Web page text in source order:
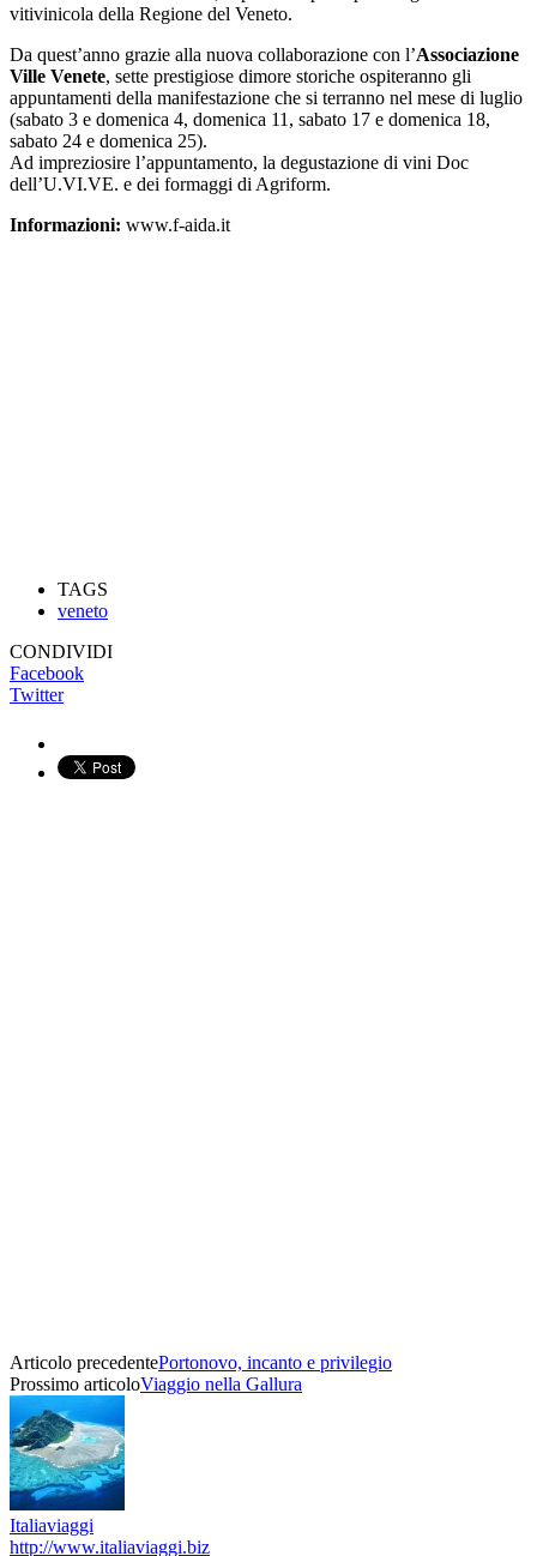
vitivinicola della Regione del Veneto.
Da quest’anno grazie alla nuova collaborazione con l’Associazione
Ville Venete, sette prestigiose dimore storiche ospiteranno gli
appuntamenti della manifestazione che si terranno nel mese di luglio
(sabato 3 e domenica 4, domenica 11, sabato 17 e domenica 18,
sabato 24 e domenica 25).
Ad impreziosire l’appuntamento, la degustazione di vini Doc
dell’U.VI.VE. e dei formaggi di Agriform.
Informazioni: www.f-aida.it
TAGS
veneto
CONDIVIDI
Facebook
Twitter
Articolo precedentePortonovo, incanto e privilegio
Prossimo articoloViaggio nella Gallura
Italiaviaggi
http://www.italiaviaggi.biz